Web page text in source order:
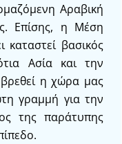
Αραβική
Επίσης, η Μέση
καταστεί βασικός
Ασία και την
η χώρα μας
γραμμή για την
της παράτυπης